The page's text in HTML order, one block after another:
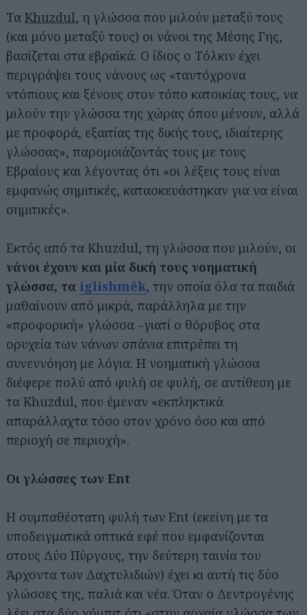
Τα Khuzdul, η γλώσσα που μιλούν μεταξύ τους
(και μόνο μεταξύ τους) οι νάνοι της Μέσης Γης,
βασίζεται στα εβραϊκά. Ο ίδιος ο Τόλκιν έχει
περιγράψει τους νάνους ως «ταυτόχρονα
ντόπιους και ξένους στον τόπο κατοικίας τους, να
μιλούν την γλώσσα της χώρας όπου μένουν, αλλά
με προφορά, εξαιτίας της δικής τους, ιδιαίτερης
γλώσσας», παρομοιάζοντάς τους με τους
Εβραίους και λέγοντας ότι «οι λέξεις τους είναι
εμφανώς σημιτικές, κατασκευάστηκαν για να είναι
σημιτικές».
Εκτός από τα Khuzdul, τη γλώσσα που μιλούν, οι
νάνοι έχουν και μία δική τους νοηματική
γλώσσα, τα iglishmêk, την οποία όλα τα παιδιά
μαθαίνουν από μικρά, παράλληλα με την
«προφορική» γλώσσα –γιατί ο θόρυβος στα
ορυχεία των νάνων σπάνια επιτρέπει τη
συνεννόηση με λόγια. Η νοηματική γλώσσα
διέφερε πολύ από φυλή σε φυλή, σε αντίθεση με
τα Khuzdul, που έμεναν «εκπληκτικά
απαράλλαχτα τόσο στον χρόνο όσο και από
περιοχή σε περιοχή».
Οι γλώσσες των Ent
Η συμπαθέστατη φυλή των Ent (εκείνη με τα
υποδειγματικά οπτικά εφέ που εμφανίζονται
στους Δύο Πύργους, την δεύτερη ταινία του
Άρχοντα των Δαχτυλιδιών) έχει κι αυτή τις δύο
γλώσσες της, παλιά και νέα. Όταν ο Δεντρογένης